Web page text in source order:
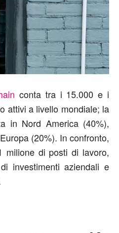
conta tra i 15.000 e i
attivi a livello mondiale; la
in Nord America (40%),
(20%). In confronto,
milione di posti di lavoro,
investimenti aziendali e